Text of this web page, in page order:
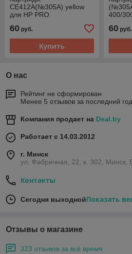
CE412A(№305A) yellow
для HP PRO
400/300/375/475/451 (SPI)
60 руб.
Купить
400/
60руб.
О нас
Рейтинг не сформирован
Менее 5 отзывов за последний год
Компания продает на Deal.by
Работает с 14.03.2012
г. Минск
ул. Фабричная, 22, к. 302, Минск,
Контакты
Сегодня выходнойПоказать
Отзывы о магазине
323 отзывов за всё время